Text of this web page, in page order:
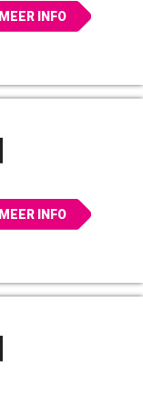
MEER INFO
MEER INFO